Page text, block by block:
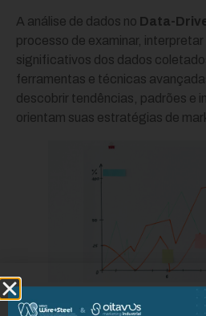
A análise de dados no Data-
processo de examinar,
significativos dos dados
ferramentas e técnicas
descobrir tendências, padrões e
orientam suas estratégias de
Por que a análise de dados é